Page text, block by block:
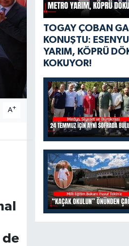
A+
de
TOGAY ÇOBAN
KONUŞTU:
YARIM, KÖPRÜ
KOKUYOR!